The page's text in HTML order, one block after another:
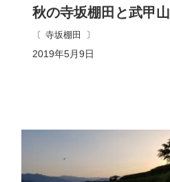
2019年5月9日
寺坂棚田
秋の寺坂棚田と武甲山